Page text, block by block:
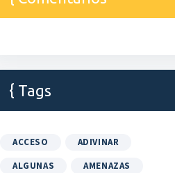
Tags
ACCESO
ADIVINAR
ALGUNAS
AMENAZAS